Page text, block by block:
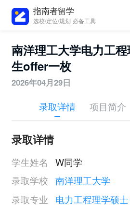
指南者留学
选校/定位/规划 必备工具
南洋理工大学电力工
生offer一枚
2026年04月29日
录取详情 项目简介
录取详情
学生姓名
W同学
录取学校 南洋理工大学
录取专业
电力工程理学硕士